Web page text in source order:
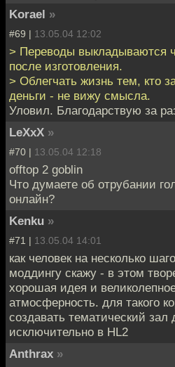
Korael »
#69 | 13.05.04 12:02
> Переводы выкладываются
после изготовления.
> Облегчать жизнь тем, кто
деньги - не вижу смысла.
Уловил. Благодарствую за
LeXxX »
#70 | 13.05.04 12:18
offtop 2 goblin
Что думаете об отрубании
онлайн?
Kenku »
#71 | 13.05.04 14:01
как человек на несколько
моддингу скажу - в этом
хорошая идея и
атмосферность. для такого
создавать тематический зал
исключительно в HL2
Anthrax »